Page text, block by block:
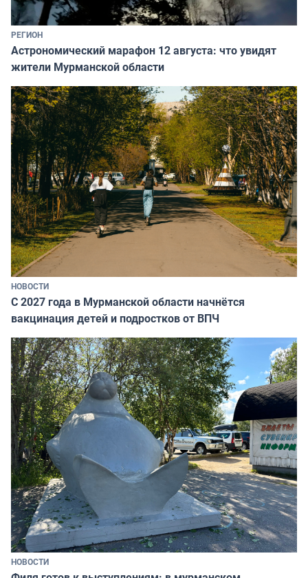
РЕГИОН
Астрономический марафон 12 августа: что увидят
жители Мурманской области
НОВОСТИ
С 2027 года в Мурманской области начнётся
вакцинация детей и подростков от ВПЧ
НОВОСТИ